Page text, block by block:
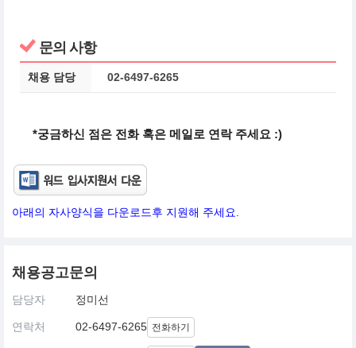
문의 사항
채용 담당 02-6497-6265
*궁금하신 점은 전화 혹은 메일로 연락 주세요 :)
아래의 자사양식을 다운로드후 지원해 주세요.
채용공고문의
담당자 정미선
연락처 02-6497-6265 전화하기